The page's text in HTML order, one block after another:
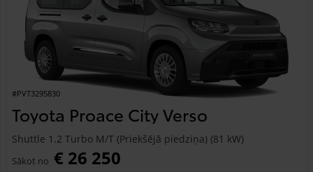
#PVT3295830
Toyota Proace City Verso
Shuttle 1.2 Turbo M/T (Priekšējā piedziņa) (81 kW)
Sākot no € 26 250